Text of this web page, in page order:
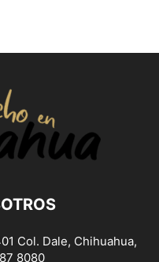
Col. Dale, Chihuahua,
8080